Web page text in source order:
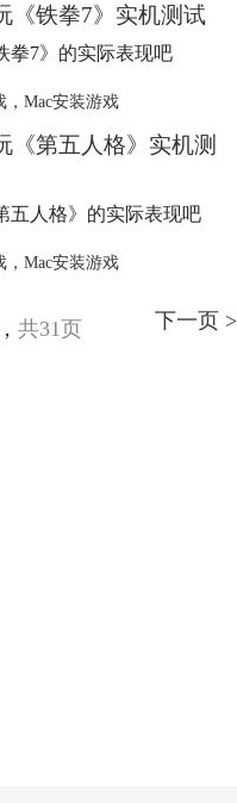
《铁拳7》实机测试
拳7》的实际表现吧
， Mac安装游戏
《第五人格》实机测
五人格》的实际表现吧
， Mac安装游戏
共31页 下一页 >